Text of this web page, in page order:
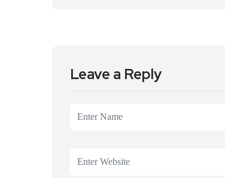
Leave a Reply